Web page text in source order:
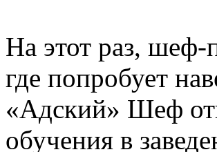
На этот раз, шеф-
где попробует
«Адский» Шеф
обучения в